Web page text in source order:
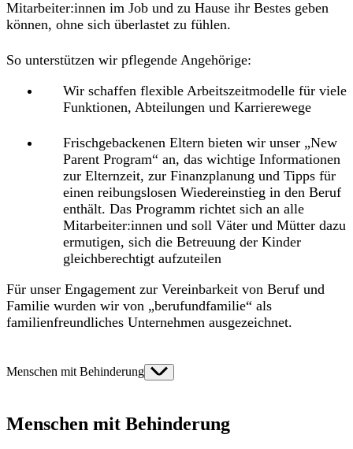
Mitarbeiter:innen im Job und zu Hause ihr Bestes geben
können, ohne sich überlastet zu fühlen.
So unterstützen wir pflegende Angehörige:
Wir schaffen flexible Arbeitszeitmodelle für viele
Funktionen, Abteilungen und Karrierewege
Frischgebackenen Eltern bieten wir unser „New
Parent Program“ an, das wichtige Informationen
zur Elternzeit, zur Finanzplanung und Tipps für
einen reibungslosen Wiedereinstieg in den Beruf
enthält. Das Programm richtet sich an alle
Mitarbeiter:innen und soll Väter und Mütter dazu
ermutigen, sich die Betreuung der Kinder
gleichberechtigt aufzuteilen
Für unser Engagement zur Vereinbarkeit von Beruf und
Familie wurden wir von „berufundfamilie“ als
familienfreundliches Unternehmen ausgezeichnet.
Menschen mit Behinderung
Menschen mit Behinderung